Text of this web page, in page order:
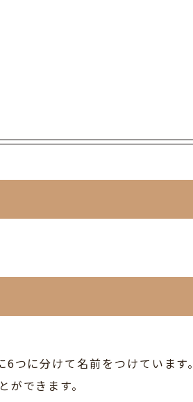
つに分けて名前をつけています。
できます。